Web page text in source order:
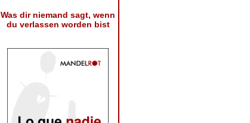
Was dir niemand sagt, wenn
du verlassen worden bist